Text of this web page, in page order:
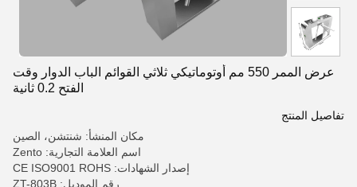
عرض الممر 550 مم أوتوماتيكي ثلاثي القوائم الباب الدوار وقت
الفتح 0.2 ثانية
تفاصيل المنتج
مكان المنشأ: شنتشن، الصين
اسم العلامة التجارية: Zento
إصدار الشهادات: CE ISO9001 ROHS
رقم الموديل: ZT-803B